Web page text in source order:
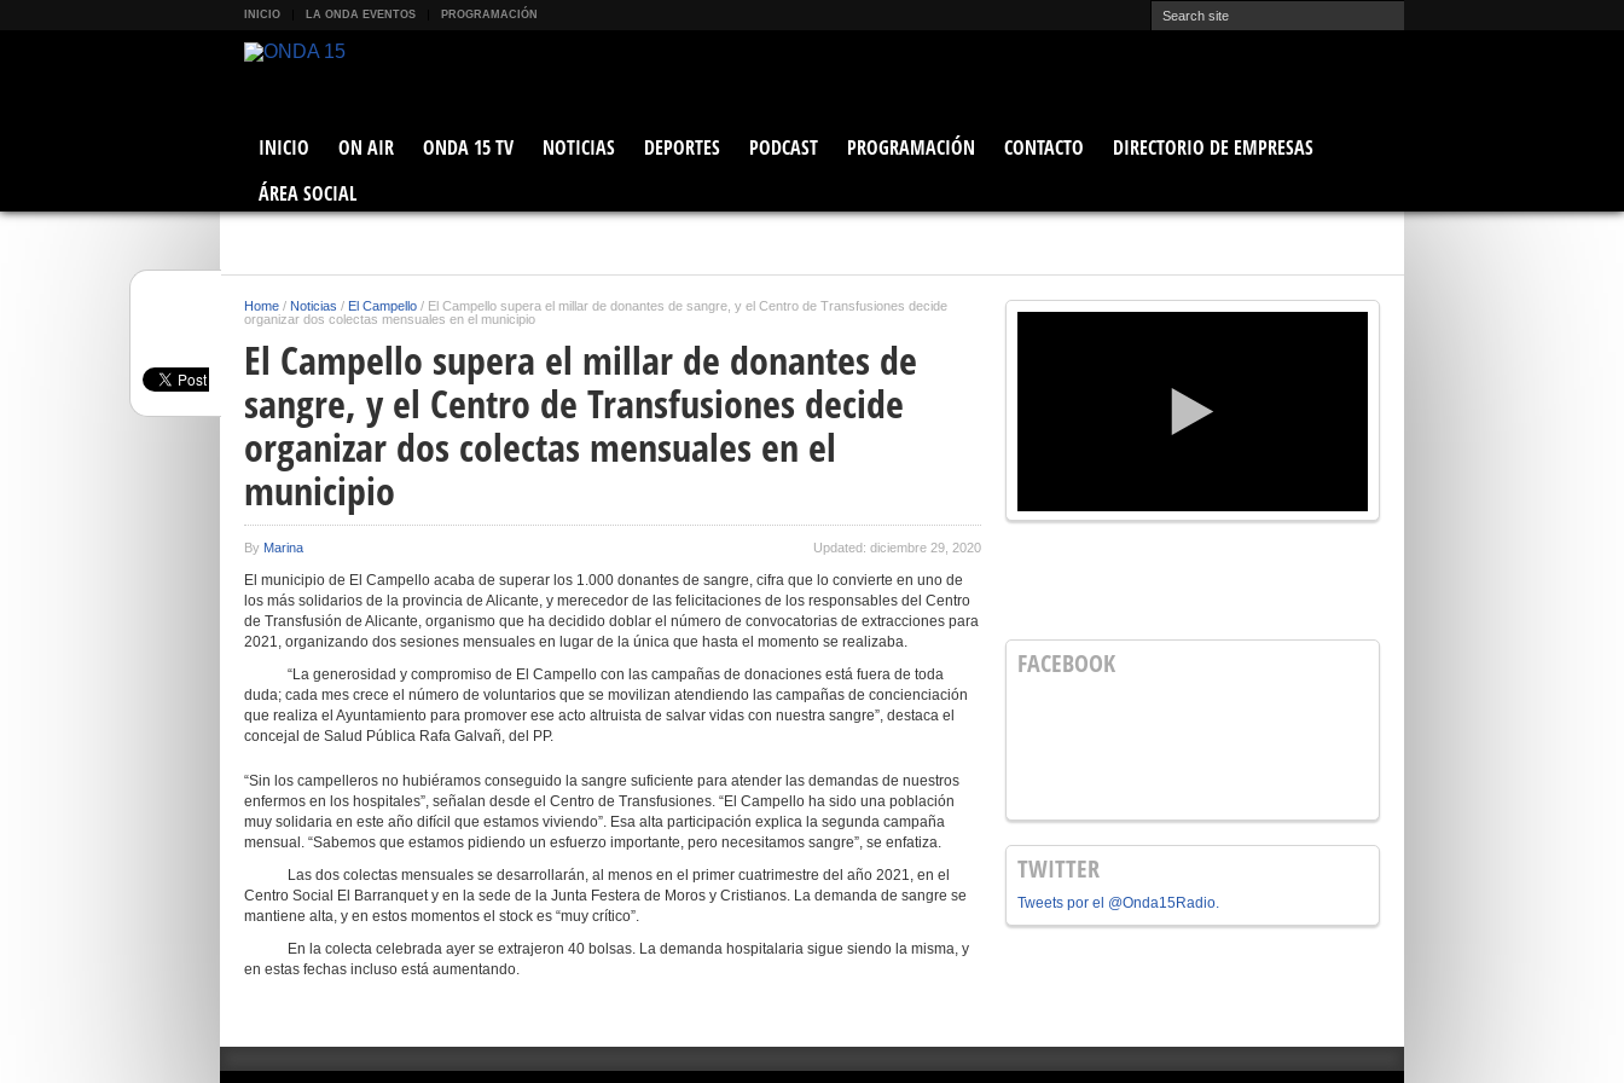
INICIO LA ONDA EVENTOS PROGRAMACIÓN
INICIO ON AIR ONDA 15 TV NOTICIAS DEPORTES PODCAST PROGRAMACIÓN CONTACTO
DIRECTORIO DE EMPRESAS
ÁREA SOCIAL
Home / Noticias / El Campello / El Campello supera el millar de donantes de sangre, y el Centro de Transfusiones decide
organizar dos colectas mensuales en el municipio
El Campello supera el millar de donantes de
sangre, y el Centro de Transfusiones decide
organizar dos colectas mensuales en el
municipio
By Marina Updated: diciembre 29, 2020
El municipio de El Campello acaba de superar los 1.000 donantes de sangre, cifra que lo convierte en uno de
los más solidarios de la provincia de Alicante, y merecedor de las felicitaciones de los responsables del Centro
de Transfusión de Alicante, organismo que ha decidido doblar el número de convocatorias de extracciones para
2021, organizando dos sesiones mensuales en lugar de la única que hasta el momento se realizaba.
“La generosidad y compromiso de El Campello con las campañas de donaciones está fuera de toda
duda; cada mes crece el número de voluntarios que se movilizan atendiendo las campañas de concienciación
que realiza el Ayuntamiento para promover ese acto altruista de salvar vidas con nuestra sangre”, destaca el
concejal de Salud Pública Rafa Galvañ, del PP.
“Sin los campelleros no hubiéramos conseguido la sangre suficiente para atender las demandas de nuestros
enfermos en los hospitales”, señalan desde el Centro de Transfusiones. “El Campello ha sido una población
muy solidaria en este año difícil que estamos viviendo”. Esa alta participación explica la segunda campaña
mensual. “Sabemos que estamos pidiendo un esfuerzo importante, pero necesitamos sangre”, se enfatiza.
Las dos colectas mensuales se desarrollarán, al menos en el primer cuatrimestre del año 2021, en el
Centro Social El Barranquet y en la sede de la Junta Festera de Moros y Cristianos. La demanda de sangre se
mantiene alta, y en estos momentos el stock es “muy crítico”.
En la colecta celebrada ayer se extrajeron 40 bolsas. La demanda hospitalaria sigue siendo la misma, y
en estas fechas incluso está aumentando.
FACEBOOK
TWITTER
Tweets por el @Onda15Radio.